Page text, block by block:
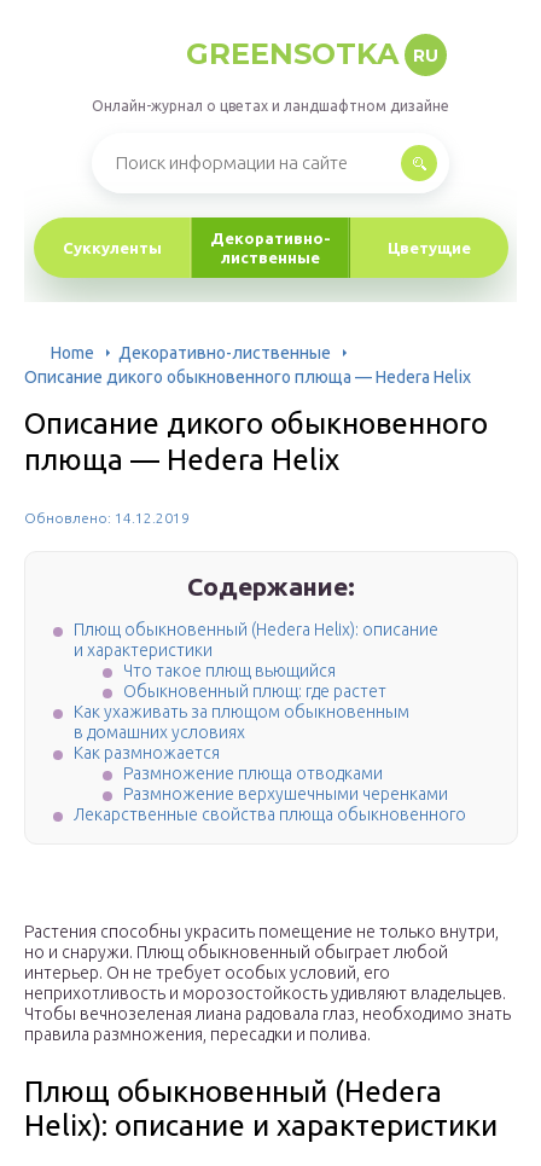
GREENSOTKA RU
Онлайн-журнал о цветах и ландшафтном дизайне
Суккуленты
Декоративно-
лиственные
Цветущие
Home
Декоративно-лиственные
Описание дикого обыкновенного плюща — Hedera Helix
Описание дикого обыкновенного
плюща — Hedera Helix
Обновлено: 14.12.2019
Содержание:
Плющ обыкновенный (Hedera Helix): описание
и характеристики
Что такое плющ вьющийся
Обыкновенный плющ: где растет
Как ухаживать за плющом обыкновенным
в домашних условиях
Как размножается
Размножение плюща отводками
Размножение верхушечными черенками
Лекарственные свойства плюща обыкновенного
Растения способны украсить помещение не только внутри,
но и снаружи. Плющ обыкновенный обыграет любой
интерьер. Он не требует особых условий, его
неприхотливость и морозостойкость удивляют владельцев.
Чтобы вечнозеленая лиана радовала глаз, необходимо знать
правила размножения, пересадки и полива.
Плющ обыкновенный (Hedera
Helix): описание и характеристики